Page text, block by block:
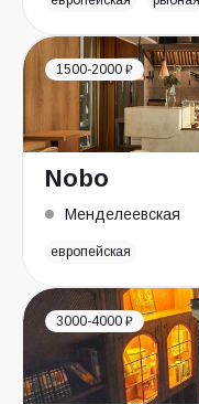
1500-2000 ₽
Nobo
Менделеевская
европейская
3000-4000 ₽